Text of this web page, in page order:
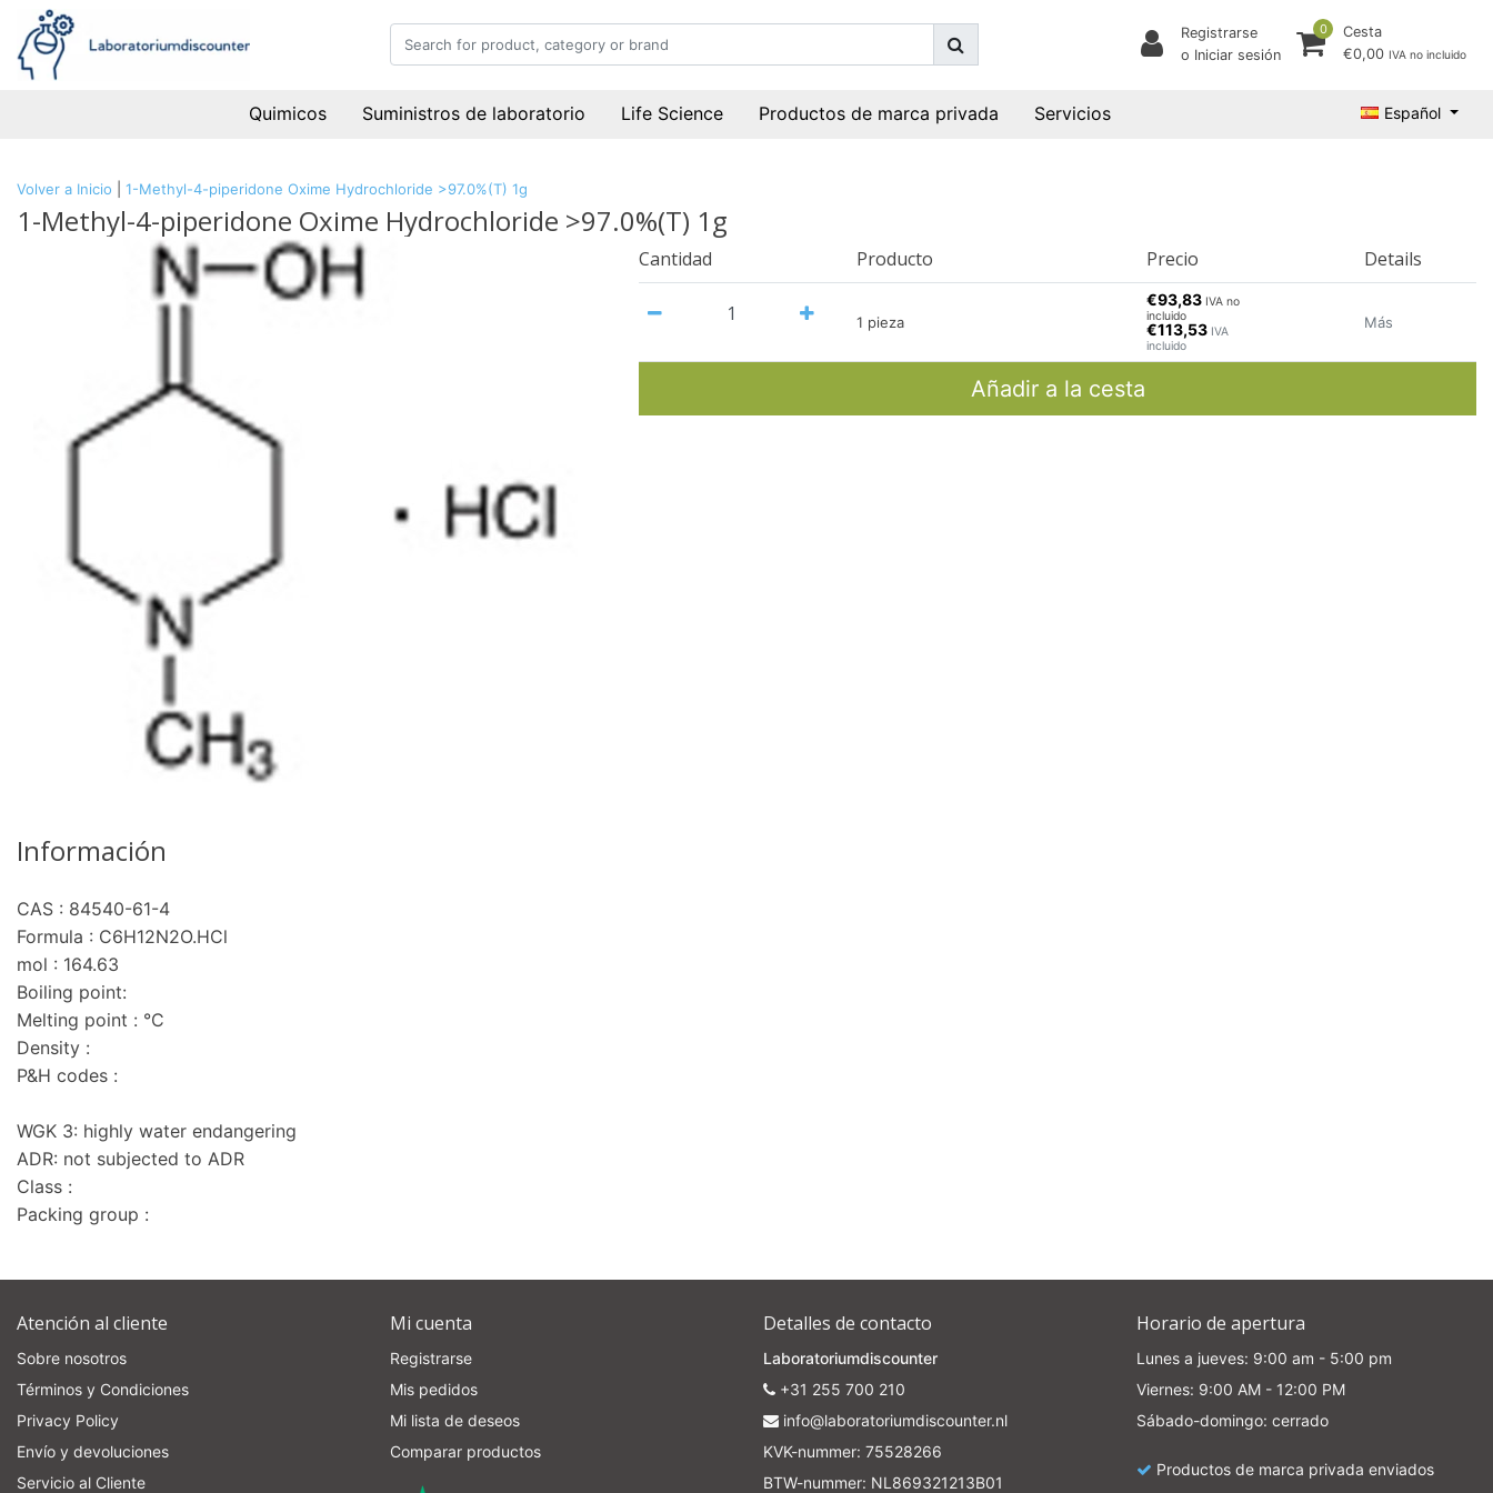
Registrarse
o Iniciar sesión
0
Cesta
€0,00 IVA no incluido
Quimicos Suministros de laboratorio Life Science Productos de marca privada Servicios Español
Volver a Inicio 1-Methyl-4-piperidone Oxime Hydrochloride >97.0%(T) 1g
1-Methyl-4-piperidone Oxime Hydrochloride >97.0%(T) 1g
Cantidad Producto Precio Details
1 pieza
€93,83 IVA no
incluido
€113,53 IVA
incluido
Más
Añadir a la cesta
Información
CAS : 84540-61-4
Formula : C6H12N2O.HCl
mol : 164.63
Boiling point:
Melting point : °C
Density :
P&H codes :
WGK 3: highly water endangering
ADR: not subjected to ADR
Class :
Packing group :
Atención al cliente
Sobre nosotros
Términos y Condiciones
Privacy Policy
Envío y devoluciones
Servicio al Cliente
Mi cuenta
Registrarse
Mis pedidos
Mi lista de deseos
Comparar productos
Detalles de contacto
Laboratoriumdiscounter
+31 255 700 210
info@laboratoriumdiscounter.nl
KVK-nummer: 75528266
BTW-nummer: NL869321213B01
Horario de apertura
Lunes a jueves: 9:00 am - 5:00 pm
Viernes: 9:00 AM - 12:00 PM
Sábado-domingo: cerrado
Productos de marca privada enviados